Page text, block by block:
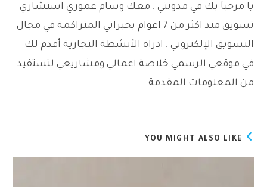
يا مرحبآ بك في مدونتي , معك وسام عموري استشاري
تسويق منذ اكثر من 7 اعوام بخبراتي المتراكمة في مجال
التسويق الإلكتروني , ادراة الأنشطة التجارية أقدم لك
في موقعي الرسمي خلاصة اعمالي ومشاريعي لتستفيد
من المعلومات المقدمة
YOU MIGHT ALSO LIKE